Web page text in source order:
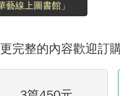
藝線上圖書館」
更完整的內容歡迎訂